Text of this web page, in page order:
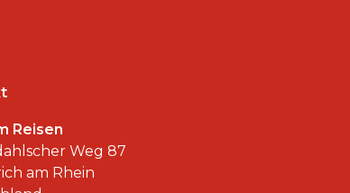
Reisen
Weg 87
am Rhein